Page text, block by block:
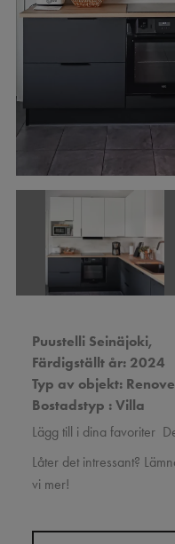
Puustelli Seinäjoki,
Färdigställt år: 2024
Typ av objekt:
Bostadstyp : Villa
Lägg till i dina favoriter
Låter det intressant?
vi mer!